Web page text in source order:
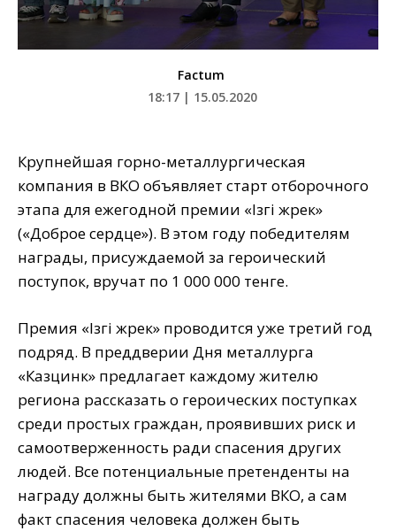
Factum
18:17 | 15.05.2020
Крупнейшая горно-металлургическая
компания в ВКО объявляет старт отборочного
этапа для ежегодной премии «Iзгi жүрек»
(«Доброе сердце»). В этом году победителям
награды, присуждаемой за героический
поступок, вручат по 1 000 000 тенге.
Премия «Iзгi жүрек» проводится уже третий год
подряд. В преддверии Дня металлурга
«Казцинк» предлагает каждому жителю
региона рассказать о героических поступках
среди простых граждан, проявивших риск и
самоотверженность ради спасения других
людей. Все потенциальные претенденты на
награду должны быть жителями ВКО, а сам
факт спасения человека должен быть